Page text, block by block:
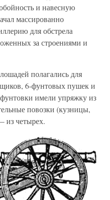
и навесную
массированно
для обстрела
за строениями и
полагались для
6-фунтовых пушек и
имели упряжку из
повозки (кузницы,
из четырех.